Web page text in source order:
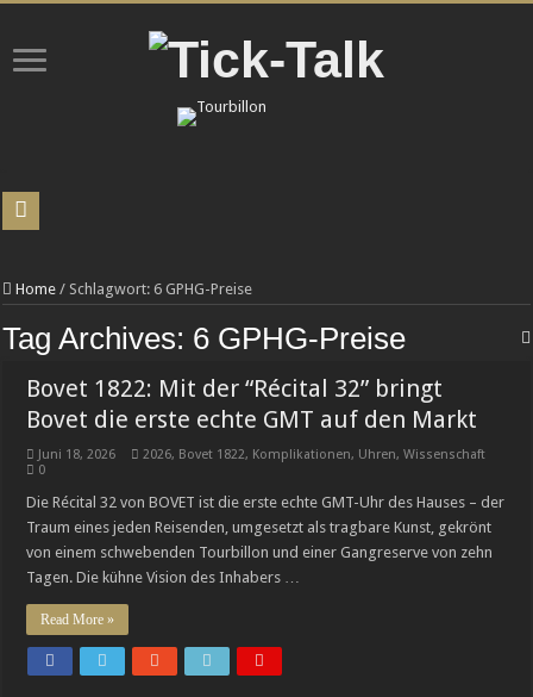
Chronoswiss-Spagat: Tradition versus Moderne!
INEOS Automotive verzeichnet im ersten Quartal 2026 Rekordverkaufserfolg
PERRELET X IFL WATCHES lancieren gemeinsam die Weekend GMT Atlas
TAG Heuer, Team Ikuzawa und Bamford überraschen mit einem auf 150
Cystos: Auf dem Weg zur eigenständigen Manufaktur-Marke
Breguets vergessene Kunst des Emaillierens
Home / Schlagwort:6 GPHG-Preise
Tag Archives: 6 GPHG-Preise
Bovet 1822: Mit der “Récital 32” bringt
Bovet die erste echte GMT auf den Markt
Juni 18, 2026 2026, Bovet 1822, Komplikationen, Uhren,Wissenschaft
0
Die Récital 32 von BOVET ist die erste echte GMT-Uhr des Hauses – der
Traum eines jeden Reisenden, umgesetzt als tragbare Kunst, gekrönt
von einem schwebenden Tourbillon und einer Gangreserve von zehn
Tagen. Die kühne Vision des Inhabers …
Read More »